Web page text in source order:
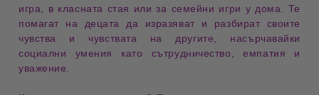
игра , в класната стая или за семейни игри у дома. Те
помагат на децата да изразяват и разбират своите
чувства и чувствата на другите , насърчавайки
социални умения като сътрудничество, емпатия и
уважение.